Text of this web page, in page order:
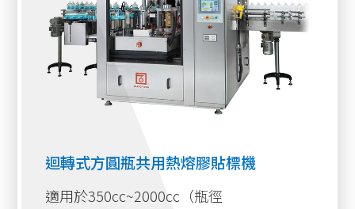
迴轉式方圓瓶共用熱熔膠貼標機
適用於350cc~2000cc（瓶徑